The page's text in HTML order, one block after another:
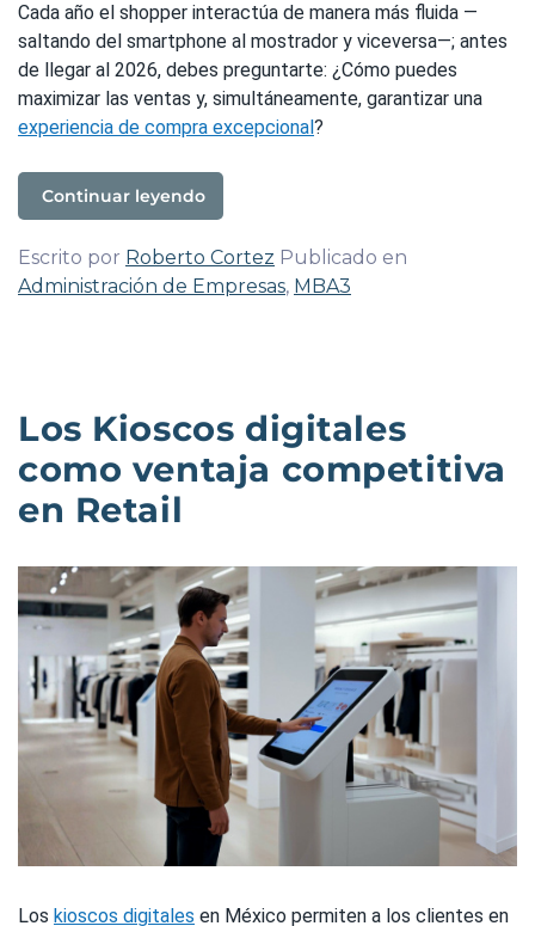
Cada año el shopper interactúa de manera más fluida —
saltando del smartphone al mostrador y viceversa—; antes
de llegar al 2026, debes preguntarte: ¿Cómo puedes
maximizar las ventas y, simultáneamente, garantizar una
experiencia de compra excepcional ?
Continuar leyendo
Escrito por Roberto Cortez Publicado en
Administración de Empresas, MBA3
Los Kioscos digitales
como ventaja competitiva
en Retail
Los kioscos digitales en México permiten a los clientes en